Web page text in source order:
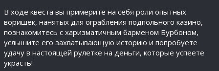
В ходе квеста вы примерите на себя роли опытных
воришек, нанятых для ограбления подпольного казино,
познакомитесь с харизматичным барменом Бурбоном,
услышите его захватывающую историю и попробуете
удачу в настоящей рулетке на деньги, которые успеете
украсть!